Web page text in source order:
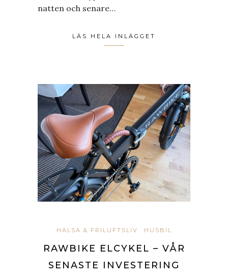
natten och senare…
LÄS HELA INLÄGGET
HÄLSA & FRILUFTSLIV HUSBIL
RAWBIKE ELCYKEL – VÅR
SENASTE INVESTERING